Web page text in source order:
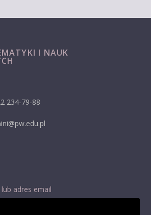
I NAUK
234-79-88
adres email